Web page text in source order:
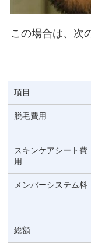
この場合は、次
項目
脱毛費用
スキンケアシート費
用
メンバーシステム料
総額